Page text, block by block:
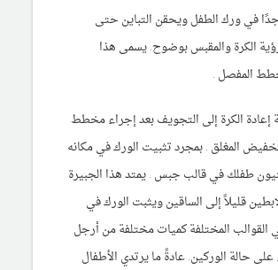
جدًا في ورك الطفل ويحقن التباين حتى
الكرة والمقبس بوضوح. يسمى هذا
المفصل .
إعادة الكرة إلى التجويف بعد إجراء مخطط
المغلق . بمجرد تثبيت الورك في مكانه
طفلك في قالب جبس . يمتد هذا الجبيرة
قليلاً إلى الساقين ويثبت الورك في
القوالب المختلفة كميات مختلفة من أرجل
على حالة الوركين. عادةً ما يرتدي الأطفال